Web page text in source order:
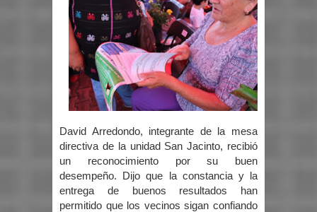
David Arredondo, integrante de la mesa
directiva de la unidad San Jacinto, recibió
un reconocimiento por su buen
desempeño. Dijo que la constancia y la
entrega de buenos resultados han
permitido que los vecinos sigan confiando